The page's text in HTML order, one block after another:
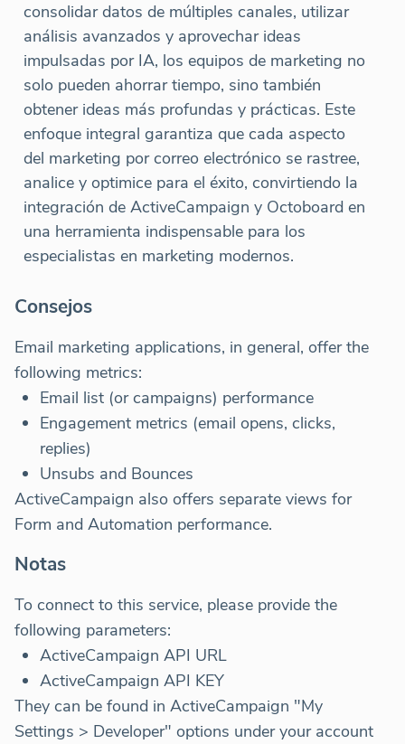
consolidar datos de múltiples canales, utilizar
análisis avanzados y aprovechar ideas
impulsadas por IA, los equipos de marketing no
solo pueden ahorrar tiempo, sino también
obtener ideas más profundas y prácticas. Este
enfoque integral garantiza que cada aspecto
del marketing por correo electrónico se rastree,
analice y optimice para el éxito, convirtiendo la
integración de ActiveCampaign y Octoboard en
una herramienta indispensable para los
especialistas en marketing modernos.
Consejos
Email marketing applications, in general, offer the
following metrics:
Email list (or campaigns) performance
Engagement metrics (email opens, clicks,
replies)
Unsubs and Bounces
ActiveCampaign also offers separate views for
Form and Automation performance.
Notas
To connect to this service, please provide the
following parameters:
ActiveCampaign API URL
ActiveCampaign API KEY
They can be found in ActiveCampaign "My
Settings > Developer" options under your account